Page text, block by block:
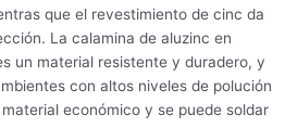
que el revestimiento de cinc da
La calamina de aluzinc en
un material resistente y duradero, y
con altos niveles de polución
económico y se puede soldar